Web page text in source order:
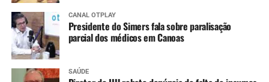
CANAL OTPLAY
Presidente do Simers fala sobre paralisação
parcial dos médicos em Canoas
SAÚDE